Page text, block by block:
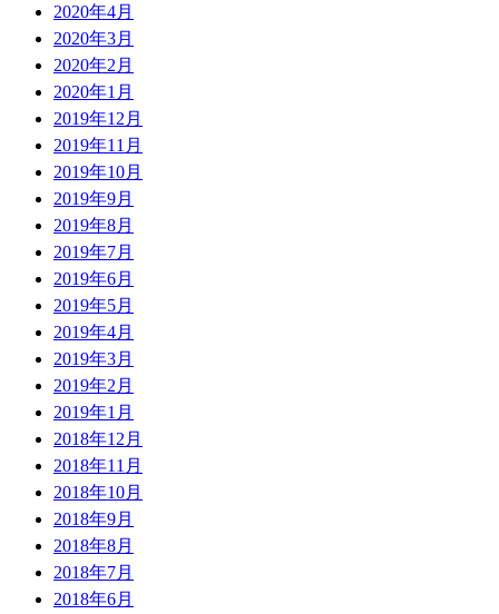
2020年4月
2020年3月
2020年2月
2020年1月
2019年12月
2019年11月
2019年10月
2019年9月
2019年8月
2019年7月
2019年6月
2019年5月
2019年4月
2019年3月
2019年2月
2019年1月
2018年12月
2018年11月
2018年10月
2018年9月
2018年8月
2018年7月
2018年6月